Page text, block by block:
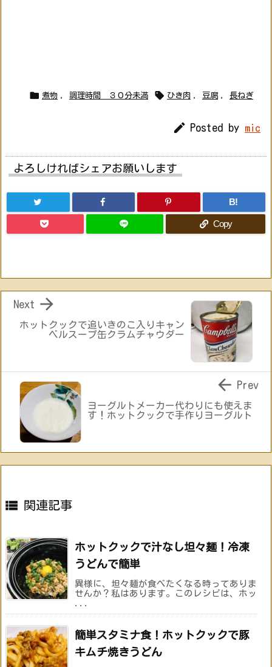
 煮物 調理時間 ３０分未満  ひき肉 豆腐 長ねぎ
 Posted by mic
よろしければシェアお願いします
B!
Copy
ホットクックで追いきのこ入りキャン
ベルスープ缶クラムチャウダー

Next
ヨーグルトメーカー代わりにも使えま
す！ホットクックで手作りヨーグルト
 Prev
 関連記事
ホットクックで汁なし坦々麺！冷凍
うどんで簡単
異様に、坦々麺が食べたくなる時ってありま
せんか？私はあります。このレシピは、ホッ
...
簡単スタミナ食！ホットクックで豚
キムチ焼きうどん